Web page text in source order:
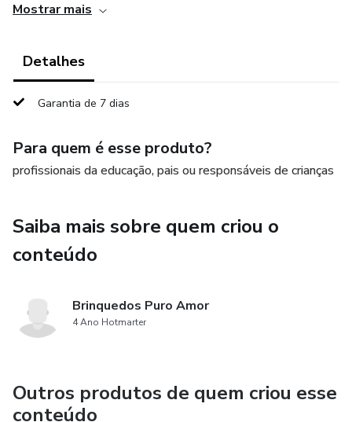
do tabuleiro da cruzadinha de acordo com as respectivas
Irão sobrar algumas letras, aquelas que se repetiram no
palavras inteiras.
Mostrar mais
Detalhes
Garantia de 7 dias
Para quem é esse produto?
profissionais da educação, pais ou responsáveis de crianças
Saiba mais sobre quem criou o
conteúdo
Brinquedos Puro Amor
4 Ano Hotmarter
Outros produtos de quem criou esse
conteúdo